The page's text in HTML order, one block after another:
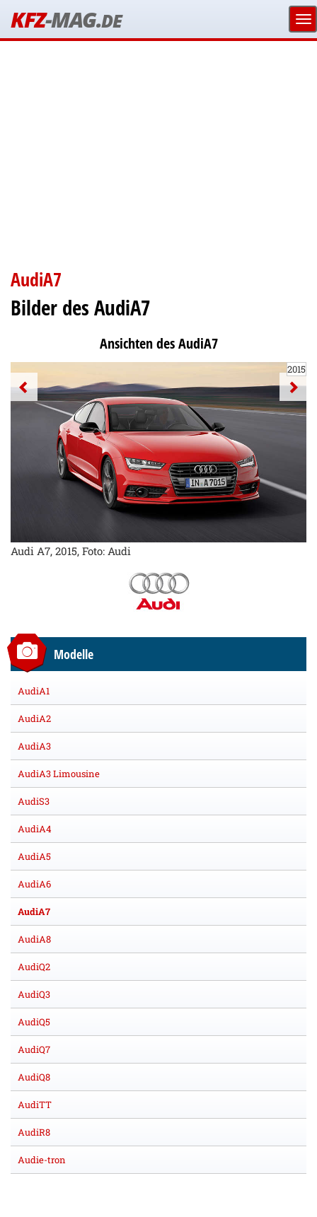
KFZ-MAG.DE
AudiA7
Bilder des AudiA7
Ansichten des AudiA7
2015
Audi A7, 2015, Foto: Audi
Modelle
AudiA1
AudiA2
AudiA3
AudiA3 Limousine
AudiS3
AudiA4
AudiA5
AudiA6
AudiA7
AudiA8
AudiQ2
AudiQ3
AudiQ5
AudiQ7
AudiQ8
AudiTT
AudiR8
Audie-tron